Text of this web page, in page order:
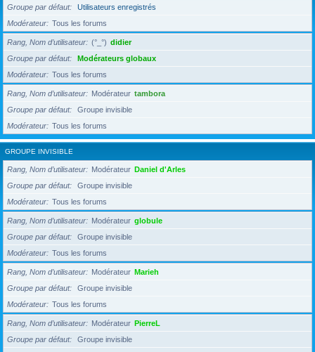
Groupe par défaut
Utilisateurs enregistrés
Modérateur
Tous les forums
Rang, Nom d’utilisateur (°_°) didier
Groupe par défaut
Modérateurs globaux
Modérateur
Tous les forums
Rang, Nom d’utilisateur Modérateur tambora
Groupe par défaut
Groupe invisible
Modérateur
Tous les forums
GROUPE INVISIBLE
Rang, Nom d’utilisateur Modérateur Daniel d'Arles
Groupe par défaut
Groupe invisible
Modérateur
Tous les forums
Rang, Nom d’utilisateur Modérateur globule
Groupe par défaut
Groupe invisible
Modérateur
Tous les forums
Rang, Nom d’utilisateur Modérateur Marieh
Groupe par défaut
Groupe invisible
Modérateur
Tous les forums
Rang, Nom d’utilisateur Modérateur PierreL
Groupe par défaut
Groupe invisible